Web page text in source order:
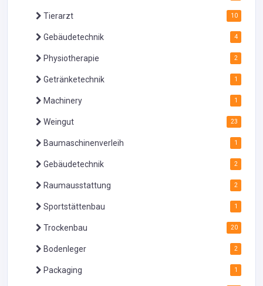
Tierarzt 10
Gebäudetechnik 4
Physiotherapie 2
Getränketechnik 1
Machinery 1
Weingut 23
Baumaschinenverleih 1
Gebäudetechnik 2
Raumausstattung 2
Sportstättenbau 1
Trockenbau 20
Bodenleger 2
Packaging 1